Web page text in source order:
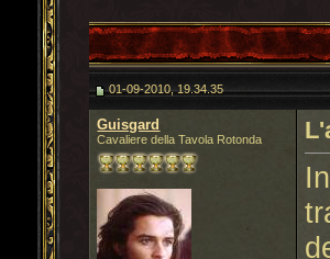
01-09-2010, 19.34.35
Guisgard
Cavaliere della Tavola Rotonda